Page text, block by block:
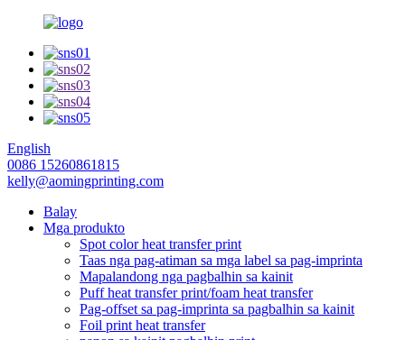
English
0086 15260861815
kelly@aomingprinting.com
Balay
Mga produkto
Spot color heat transfer print
Taas nga pag-atiman sa mga label sa pag-imprinta
Mapalandong nga pagbalhin sa kainit
Puff heat transfer print/foam heat transfer
Pag-offset sa pag-imprinta sa pagbalhin sa kainit
Foil print heat transfer